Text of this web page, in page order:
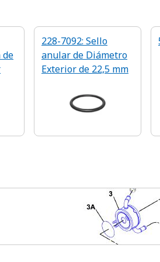
de
228-7092: Sello
anular de Diámetro
Exterior de 22,5 mm